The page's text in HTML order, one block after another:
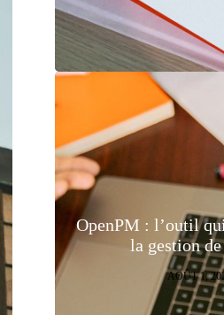
OpenPM : l’outil
la gestion
AOÛT 1,